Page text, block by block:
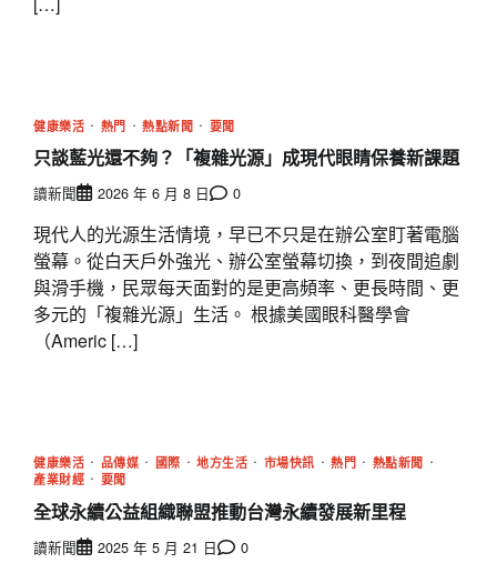
健康樂活 熱門 熱點新聞 要聞
只談藍光還不夠？「複雜光源」成現代眼睛保養新課題
讀新聞 2026 年 6 月 8 日 0
現代人的光源生活情境，早已不只是在辦公室盯著電腦
螢幕。從白天戶外強光、辦公室螢幕切換，到夜間追劇
與滑手機，民眾每天面對的是更高頻率、更長時間、更
多元的「複雜光源」生活。 根據美國眼科醫學會
（Americ […]
健康樂活 品傳媒 國際 地方生活 市場快訊 熱門
熱點新聞
產業財經
要聞
全球永續公益組織聯盟推動台灣永續發展新里程
讀新聞 2025 年 5 月 21 日 0